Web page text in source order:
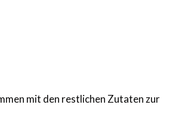
mit den restlichen Zutaten zur